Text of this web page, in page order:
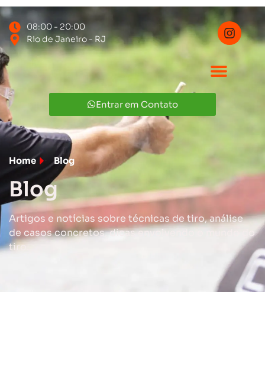
08:00 - 20:00
Rio de Janeiro - RJ
Entrar em Contato
Home Blog
Blog
Artigos e notícias sobre técnicas de tiro, análise
de casos concretos, dicas envolvendo o mundo do
tiro.